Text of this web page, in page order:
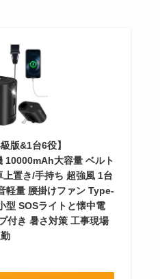
版&1台6役】
10000mAh大容量 ベルト
置き/手持ち 超強風 1台
軽量 腰掛けファン Type-
型 SOSライトと懐中電
付き 暑さ対策 工事現場